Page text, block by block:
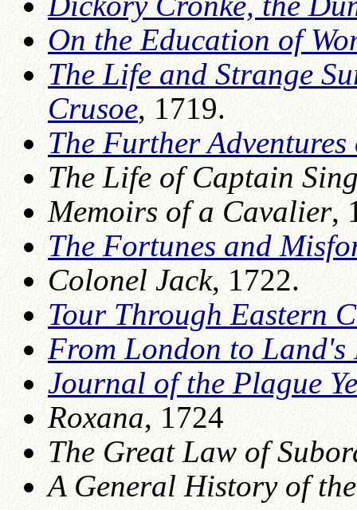
On the Education of
The Life and Strange
Crusoe, 1719.
The Further
The Life of Captain
Memoirs of a Cavalier,
The Fortunes and
Colonel Jack, 1722.
Tour Through Eastern
From London to Land's
Journal of the Plague
Roxana, 1724
The Great Law of
A General History of